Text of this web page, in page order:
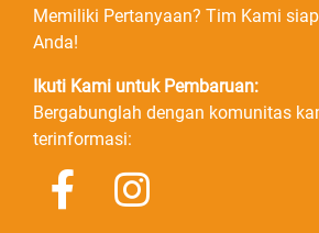
Memiliki Pertanyaan? Tim Kami
Anda!
Ikuti Kami untuk Pembaruan:
Bergabunglah dengan komunitas
terinformasi: